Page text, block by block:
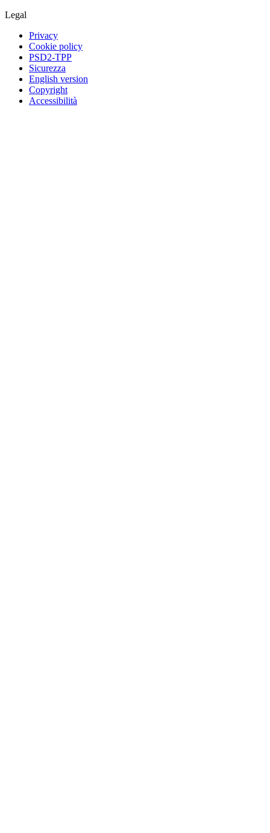
Legal
Privacy
Cookie policy
PSD2-TPP
Sicurezza
English version
Copyright
Accessibilità